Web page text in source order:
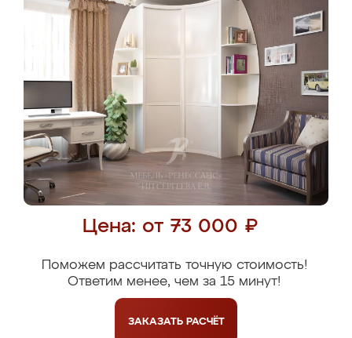
Цена: от 73 000 ₽
Поможем рассчитать точную стоимость!
Ответим менее, чем за 15 минут!
ЗАКАЗАТЬ РАСЧЁТ